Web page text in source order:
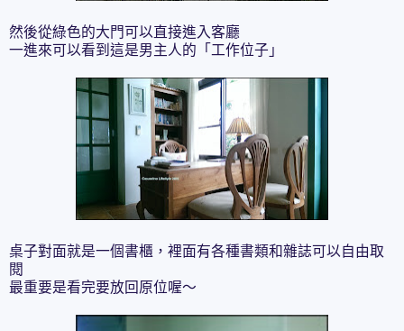
然後從綠色的大門可以直接進入客廳
一進來可以看到這是男主人的「工作位子」
桌子對面就是一個書櫃，裡面有各種書類和雜誌可以自由取
閱
最重要是看完要放回原位喔～